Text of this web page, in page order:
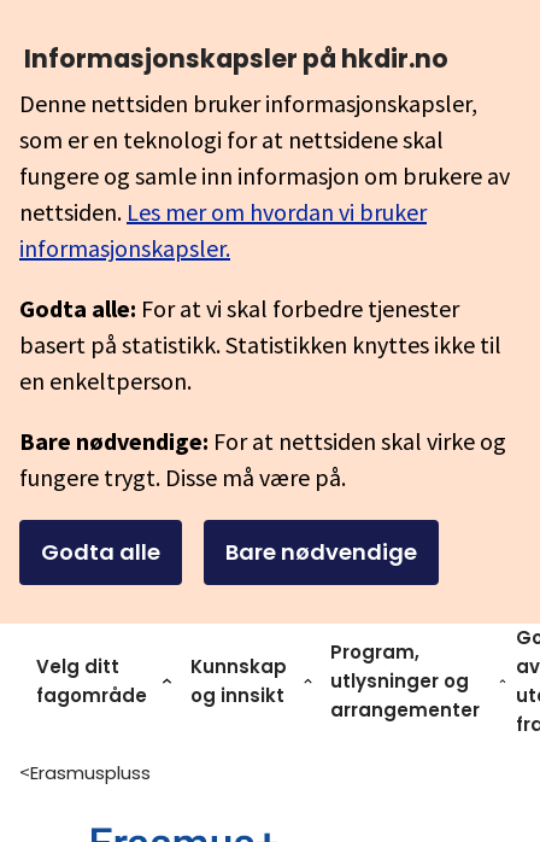
Informasjonskapsler på hkdir.no
Denne nettsiden bruker informasjonskapsler,
som er en teknologi for at nettsidene skal
fungere og samle inn informasjon om brukere av
nettsiden. Les mer om hvordan vi bruker
informasjonskapsler.
Godta alle: For at vi skal forbedre tjenester
basert på statistikk. Statistikken knyttes ikke til
en enkeltperson.
Bare nødvendige: For at nettsiden skal virke og
fungere trygt. Disse må være på.
Godta alle Bare nødvendige
Velg ditt
fagområde
Kunnskap
og innsikt
Program,
utlysninger og
arrangementer
av
>Erasmuspluss